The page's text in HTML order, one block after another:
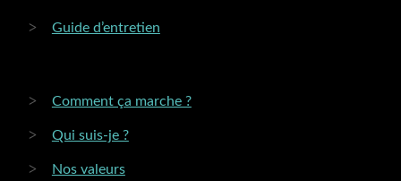
Guide d’entretien
Comment ça marche ?
Qui suis-je ?
Nos valeurs